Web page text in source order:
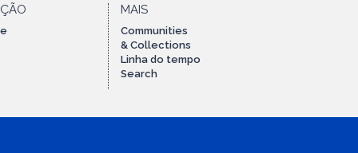
MAIS
Communities
& Collections
Linha do tempo
Search